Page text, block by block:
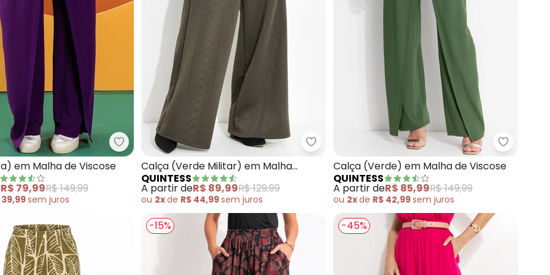
(Listrado Marinho e Branco) em Meia MalhaQuintess - Calça (Roxa) em Malha de Viscose
em Malha de Viscose
R$ 79,99R$ 149,99
39,99sem juros
Quintess - Calça (Verde Militar) em Malha
Calça (Verde Militar) em Malha
Jacquard
QUINTESS
A partir deR$ 89,99R$ 129,99
ou 2xde R$ 44,99sem juros
Quintess
Calça (Verde) em Malha de Viscose
QUINTESS
A partir deR$ 85,99R$ 149,99
ou 2xde R$ 42,99sem juros
-15% -45%